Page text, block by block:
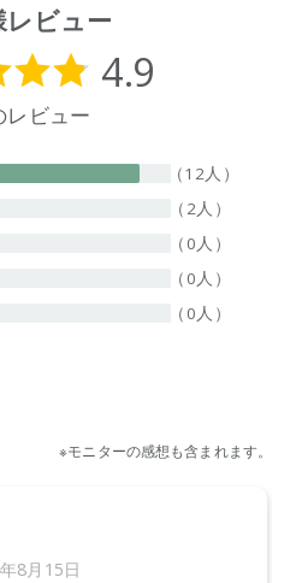
済方法をご選択ください。
の理由により、写真と異なる場
の理由により、成分・処方が記
更になる場合がございます。
レビュー